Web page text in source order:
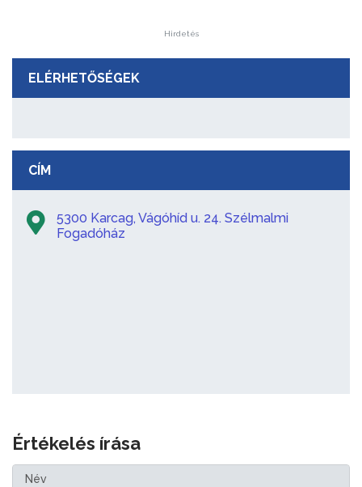
Hirdetés
ELÉRHETŐSÉGEK
CÍM
5300 Karcag, Vágóhíd u. 24. Szélmalmi
Fogadóház
Értékelés írása